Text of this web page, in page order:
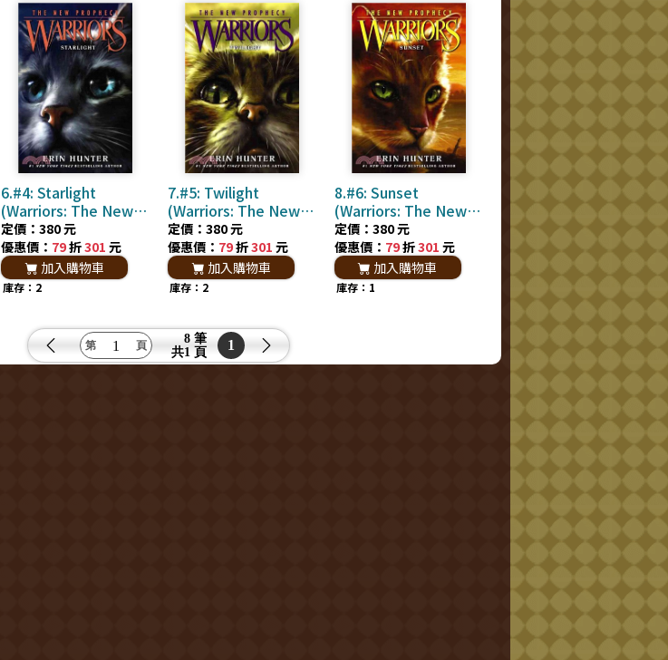
6.#4: Starlight
(Warriors: The New
Prophecy)
定價：380 元
優惠價： 79折301 元
加入購物車
庫存：2
7.#5: Twilight
(Warriors: The New
Prophecy)
定價：380 元
優惠價： 79折301 元
加入購物車
庫存：2
8.#6: Sunset
(Warriors: The New
Prophecy)
定價：380 元
優惠價： 79折301 元
加入購物車
庫存：1
共
8 筆
1 頁
1